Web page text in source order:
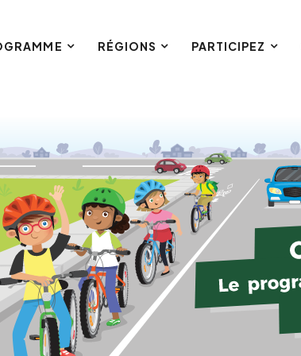
RÉGIONS PARTICIPEZ